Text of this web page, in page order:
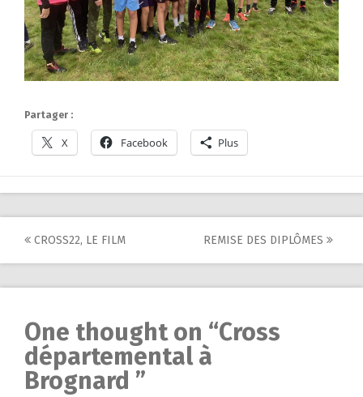
Partager :
X Facebook Plus
Post
navigation
CROSS22, LE FILM REMISE DES DIPLÔMES
One thought on “Cross
départemental à
Brognard ”